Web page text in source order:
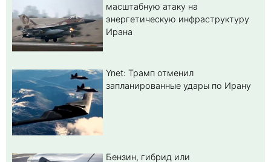
масштабную атаку на
энергетическую инфраструктуру
Ирана
Ynet: Трамп отменил
запланированные удары по Ирану
Бензин, гибрид или